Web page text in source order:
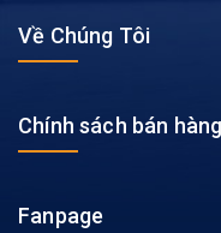
Về Chúng Tôi
Chính sách bán hàng
Fanpage